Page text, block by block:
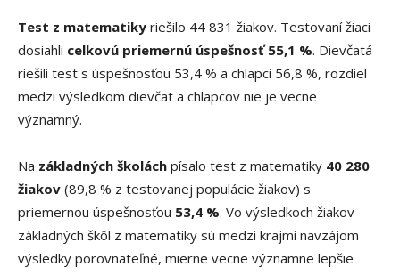
Test z matematiky riešilo 44 831 žiakov. Testovaní žiaci
dosiahli celkovú priemernú úspešnosť 55,1 %. Dievčatá
riešili test s úspešnosťou 53,4 % a chlapci 56,8 %, rozdiel
medzi výsledkom dievčat a chlapcov nie je vecne
významný.
Na základných školách písalo test z matematiky 40 280
žiakov (89,8 % z testovanej populácie žiakov) s
priemernou úspešnosťou 53,4 %. Vo výsledkoch žiakov
základných škôl z matematiky sú medzi krajmi navzájom
výsledky porovnateľné, mierne vecne významne lepšie